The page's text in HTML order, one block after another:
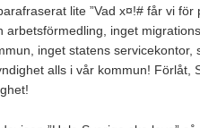
lite ”Vad x¤!# får vi för
arbetsförmedling, inget
inget statens servicekontor,
alls i vår kommun! Förlåt,